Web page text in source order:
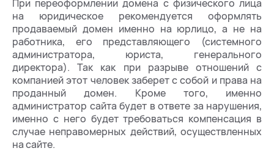
При переоформлении домена с физического лица
на юридическое рекомендуется оформлять
продаваемый домен именно на юрлицо, а не на
работника, его представляющего (системного
администратора, юриста, генерального
директора). Так как при разрыве отношений с
компанией этот человек заберет с собой и права на
проданный домен. Кроме того, именно
администратор сайта будет в ответе за нарушения,
именно с него будет требоваться компенсация в
случае неправомерных действий, осуществленных
на сайте.